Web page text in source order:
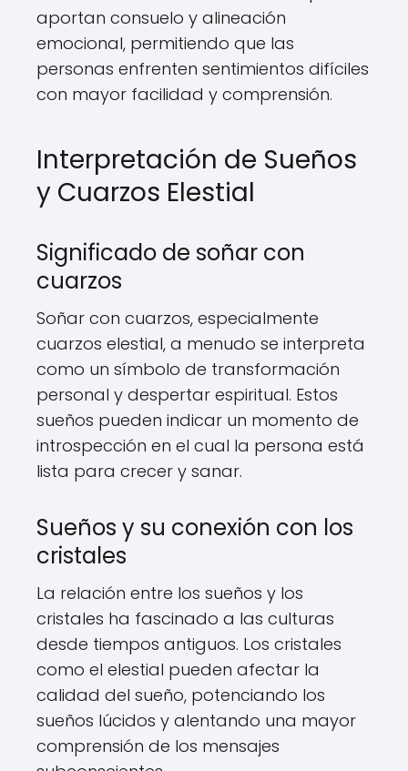
aportan consuelo y alineación
emocional, permitiendo que las
personas enfrenten sentimientos difíciles
con mayor facilidad y comprensión.
Interpretación de Sueños
y Cuarzos Elestial
Significado de soñar con
cuarzos
Soñar con cuarzos, especialmente
cuarzos elestial, a menudo se interpreta
como un símbolo de transformación
personal y despertar espiritual. Estos
sueños pueden indicar un momento de
introspección en el cual la persona está
lista para crecer y sanar.
Sueños y su conexión con los
cristales
La relación entre los sueños y los
cristales ha fascinado a las culturas
desde tiempos antiguos. Los cristales
como el elestial pueden afectar la
calidad del sueño, potenciando los
sueños lúcidos y alentando una mayor
comprensión de los mensajes